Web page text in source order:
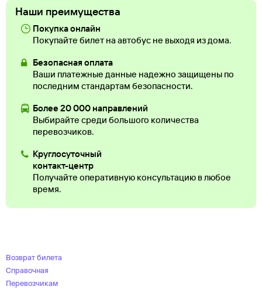
Наши преимущества
Покупка онлайн
Покупайте билет на автобус не выходя из дома.
Безопасная оплата
Ваши платежные данные надежно защищены по
последним стандартам безопасности.
Более 20 000 направлений
Выбирайте среди большого количества
перевозчиков.
Круглосуточный
контакт-центр
Получайте оперативную консультацию в любое
время.
Возврат билета
Справочная
Перевозчикам